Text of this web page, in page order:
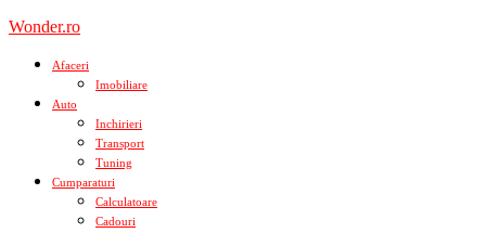
Skip
content
Wonder.ro
Afaceri
Imobiliare
Auto
Inchirieri
Transport
Tuning
Cumparaturi
Calculatoare
Cadouri